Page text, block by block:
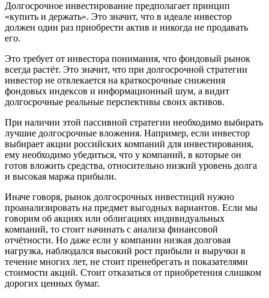
Долгосрочное инвестирование предполагает принцип
«купить и держать». Это значит, что в идеале инвестор
должен один раз приобрести актив и никогда не продавать
его.
Это требует от инвестора понимания, что фондовый рынок
всегда растёт. Это значит, что при долгосрочной стратегии
инвестор не отвлекается на краткосрочные снижения
фондовых индексов и информационный шум, а видит
долгосрочные реальные перспективы своих активов.
При наличии этой пассивной стратегии необходимо выбирать
лучшие долгосрочные вложения. Например, если инвестор
выбирает акции российских компаний для инвестирования,
ему необходимо убедиться, что у компаний, в которые он
готов вложить средства, относительно низкий уровень долга
и высокая маржа прибыли.
Иначе говоря, рынок долгосрочных инвестиций нужно
проанализировать на предмет выгодных вариантов. Если мы
говорим об акциях или облигациях индивидуальных
компаний, то стоит начинать с анализа финансовой
отчётности. Но даже если у компании низкая долговая
нагрузка, наблюдался высокий рост прибыли и выручки в
течение многих лет, не стоит пренебрегать и показателями
стоимости акций. Стоит отказаться от приобретения слишком
дорогих ценных бумаг.